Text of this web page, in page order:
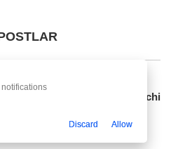
jamoasiga gol urgan hujumchi
Discard Allow